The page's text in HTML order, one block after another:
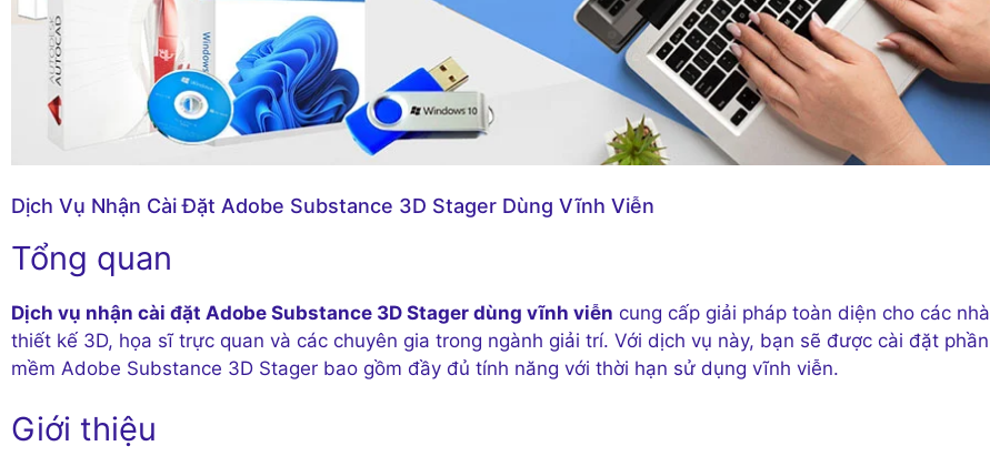
Dịch Vụ Nhận Cài Đặt Adobe Substance 3D Stager Dùng Vĩnh Viễn
Tổng quan
Dịch vụ nhận cài đặt Adobe Substance 3D Stager dùng vĩnh viễn cung cấp giải pháp toàn diện cho các nhà
thiết kế 3D, họa sĩ trực quan và các chuyên gia trong ngành giải trí. Với dịch vụ này, bạn sẽ được cài đặt phần
mềm Adobe Substance 3D Stager bao gồm đầy đủ tính năng với thời hạn sử dụng vĩnh viễn.
Giới thiệu